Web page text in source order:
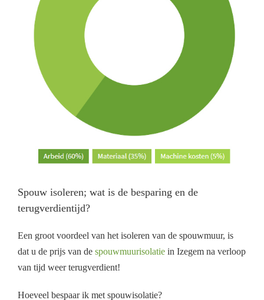
Spouw isoleren; wat is de besparing en de
terugverdientijd?
Een groot voordeel van het isoleren van de spouwmuur, is
dat u de prijs van de spouwmuurisolatie in Izegem na verloop
van tijd weer terugverdient!
Hoeveel bespaar ik met spouwisolatie?